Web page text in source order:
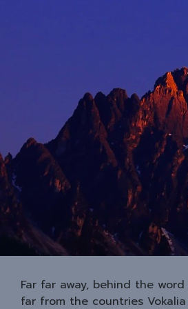
Far far away, behind the
far from the countries